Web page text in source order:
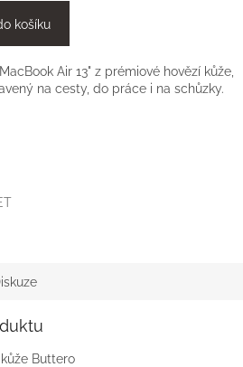
košíku
Air 13" z prémiové hovězí kůže,
na cesty, do práce i na schůzky.
Buttero